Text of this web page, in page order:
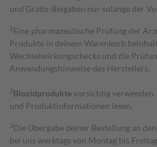
und Gratis-Beigaben nur solange der
1 Eine pharmazeutische Prüfung der
Produkte in deinem Warenkorb
Wechselwirkungschecks und die
Anwendungshinweise des Herstellers.
2Biozidproduktevorsichtig
und Produktinformationen lesen.
3Die Übergabe deiner Bestellung an
bei uns werktags von Montag bis